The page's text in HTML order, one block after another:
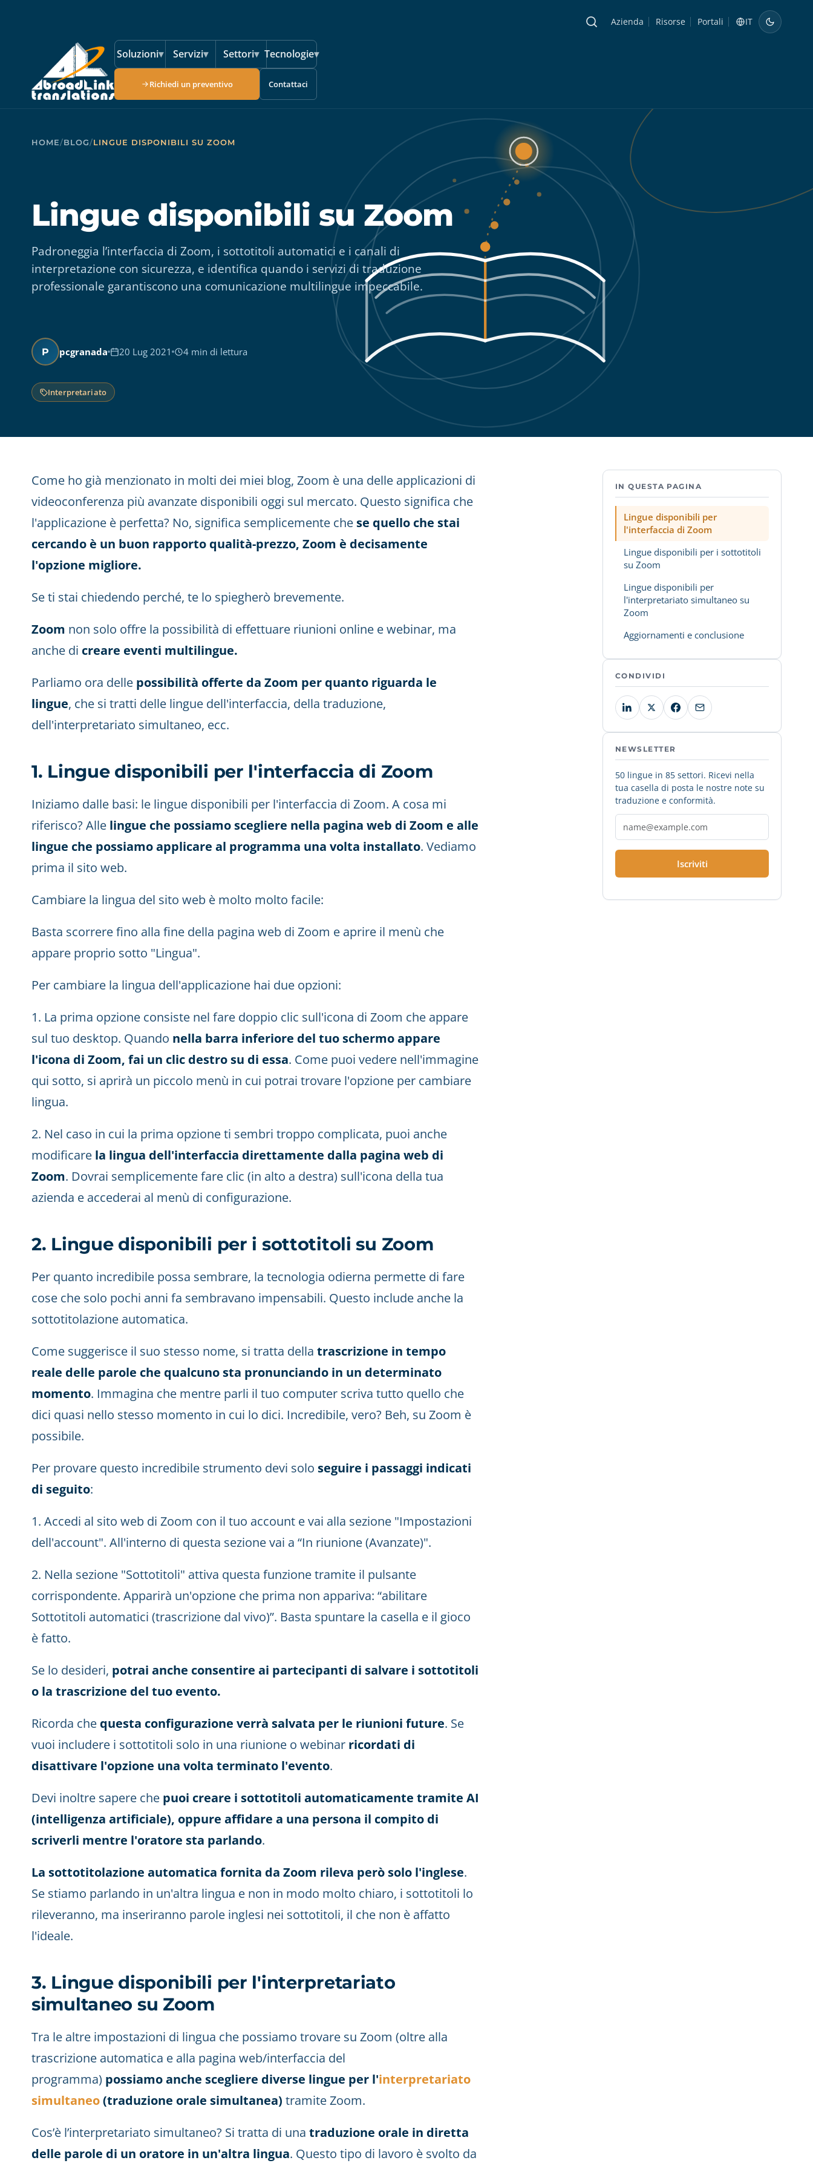
Azienda Risorse Portali IT
Soluzioni▾ Servizi▾ Settori▾ Tecnologie▾
Richiedi un preventivo Contattaci
HOME/BLOG/LINGUE DISPONIBILI SU ZOOM
Lingue disponibili su Zoom
Padroneggia l’interfaccia di Zoom, i sottotitoli automatici e i canali di
interpretazione con sicurezza, e identifica quando i servizi di traduzione
professionale garantiscono una comunicazione multilingue impeccabile.
P pcgranada 20 Lug 2021 4 min di lettura
Interpretariato
Come ho già menzionato in molti dei miei blog, Zoom è una delle applicazioni di
videoconferenza più avanzate disponibili oggi sul mercato. Questo significa che
l'applicazione è perfetta? No, significa semplicemente che se quello che stai
cercando è un buon rapporto qualità-prezzo, Zoom è decisamente
l'opzione migliore.
Se ti stai chiedendo perché, te lo spiegherò brevemente.
Zoom non solo offre la possibilità di effettuare riunioni online e webinar, ma
anche di creare eventi multilingue.
Parliamo ora delle possibilità offerte da Zoom per quanto riguarda le
lingue, che si tratti delle lingue dell'interfaccia, della traduzione,
dell'interpretariato simultaneo, ecc.
1. Lingue disponibili per l'interfaccia di Zoom
Iniziamo dalle basi: le lingue disponibili per l'interfaccia di Zoom. A cosa mi
riferisco? Alle lingue che possiamo scegliere nella pagina web di Zoom e alle
lingue che possiamo applicare al programma una volta installato. Vediamo
prima il sito web.
Cambiare la lingua del sito web è molto molto facile:
Basta scorrere fino alla fine della pagina web di Zoom e aprire il menù che
appare proprio sotto "Lingua".
Per cambiare la lingua dell'applicazione hai due opzioni:
1. La prima opzione consiste nel fare doppio clic sull'icona di Zoom che appare
sul tuo desktop. Quando nella barra inferiore del tuo schermo appare
l'icona di Zoom, fai un clic destro su di essa. Come puoi vedere nell'immagine
qui sotto, si aprirà un piccolo menù in cui potrai trovare l'opzione per cambiare
lingua.
2. Nel caso in cui la prima opzione ti sembri troppo complicata, puoi anche
modificare la lingua dell'interfaccia direttamente dalla pagina web di
Zoom. Dovrai semplicemente fare clic (in alto a destra) sull'icona della tua
azienda e accederai al menù di configurazione.
2. Lingue disponibili per i sottotitoli su Zoom
Per quanto incredibile possa sembrare, la tecnologia odierna permette di fare
cose che solo pochi anni fa sembravano impensabili. Questo include anche la
sottotitolazione automatica.
Come suggerisce il suo stesso nome, si tratta della trascrizione in tempo
reale delle parole che qualcuno sta pronunciando in un determinato
momento. Immagina che mentre parli il tuo computer scriva tutto quello che
dici quasi nello stesso momento in cui lo dici. Incredibile, vero? Beh, su Zoom è
possibile.
Per provare questo incredibile strumento devi solo seguire i passaggi indicati
di seguito:
1. Accedi al sito web di Zoom con il tuo account e vai alla sezione "Impostazioni
dell'account". All'interno di questa sezione vai a “In riunione (Avanzate)".
2. Nella sezione "Sottotitoli" attiva questa funzione tramite il pulsante
corrispondente. Apparirà un'opzione che prima non appariva: “abilitare
Sottotitoli automatici (trascrizione dal vivo)”. Basta spuntare la casella e il gioco
è fatto.
Se lo desideri, potrai anche consentire ai partecipanti di salvare i sottotitoli
o la trascrizione del tuo evento.
Ricorda che questa configurazione verrà salvata per le riunioni future. Se
vuoi includere i sottotitoli solo in una riunione o webinar ricordati di
disattivare l'opzione una volta terminato l'evento.
Devi inoltre sapere che puoi creare i sottotitoli automaticamente tramite AI
(intelligenza artificiale), oppure affidare a una persona il compito di
scriverli mentre l'oratore sta parlando.
La sottotitolazione automatica fornita da Zoom rileva però solo l'inglese.
Se stiamo parlando in un'altra lingua e non in modo molto chiaro, i sottotitoli lo
rileveranno, ma inseriranno parole inglesi nei sottotitoli, il che non è affatto
l'ideale.
3. Lingue disponibili per l'interpretariato
simultaneo su Zoom
Tra le altre impostazioni di lingua che possiamo trovare su Zoom (oltre alla
trascrizione automatica e alla pagina web/interfaccia del
programma) possiamo anche scegliere diverse lingue per l'interpretariato
simultaneo(traduzione orale simultanea) tramite Zoom.
Cos’è l’interpretariato simultaneo? Si tratta di una traduzione orale in diretta
delle parole di un oratore in un'altra lingua. Questo tipo di lavoro è svolto da
IN QUESTA PAGINA
Lingue disponibili per
l'interfaccia di Zoom
Lingue disponibili per i sottotitoli
su Zoom
Lingue disponibili per
l'interpretariato simultaneo su
Zoom
Aggiornamenti e conclusione
CONDIVIDI
NEWSLETTER
50 lingue in 85 settori. Ricevi nella
tua casella di posta le nostre note su
traduzione e conformità.
Iscriviti